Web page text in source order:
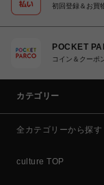
初回登録＆お買
POCKET
コイン＆クーポ
カテゴリー
全カテゴリーから探す
culture TOP